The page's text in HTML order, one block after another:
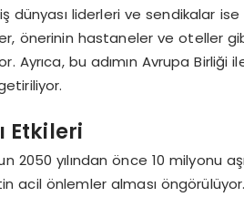
dünyası liderleri ve sendikalar
önerinin hastaneler ve oteller
Ayrıca, bu adımın Avrupa Birliği
Etkileri
2050 yılından önce 10 milyonu
acil önlemler alması öngörülüyor.